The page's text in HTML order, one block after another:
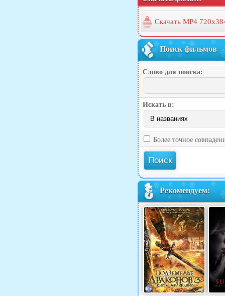
Скачать MP4
Поиск фильмов
Слово для поиска:
Искать в:
Более точное
Рекомендуем: